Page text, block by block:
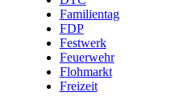
Familientag
FDP
Festwerk
Feuerwehr
Flohmarkt
Freizeit